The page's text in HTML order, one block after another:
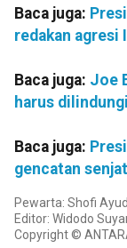
Baca juga:
redakan agresi
Baca juga: Joe
harus dilindungi
Baca juga:
gencatan
Pewarta: Shofi
Editor: Widodo
Copyright ©